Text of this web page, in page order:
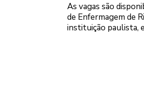
As vagas são
de Enfermagem de
instituição paulista,